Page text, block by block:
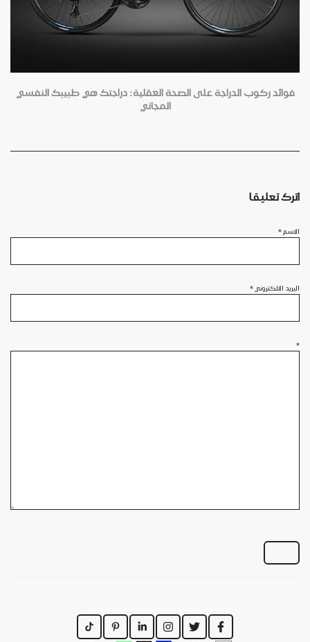
فوائد ركوب الدراجة على الصحة العقلية: دراجتك هي طبيبك النفسي
المجاني
اترك تعليقا
الاسم *
البريد الالكتروني *
*